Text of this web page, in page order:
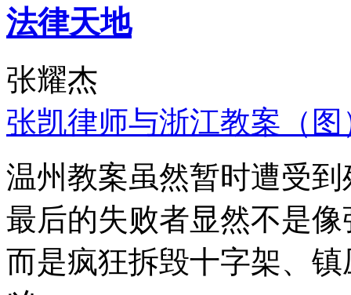
法律天地
张耀杰
张凯律师与浙江教案（图
温州教案虽然暂时遭受
最后的失败者显然不是
而是疯狂拆毁十字架、